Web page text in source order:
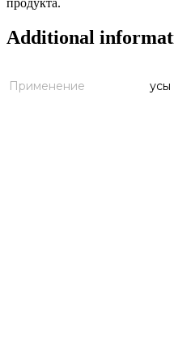
продукта.
Additional
Применение усы